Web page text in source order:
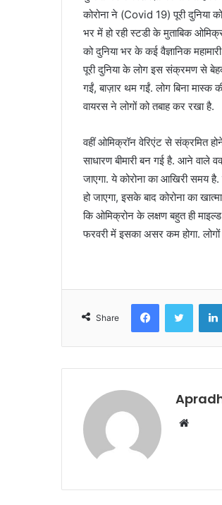
i
l
कोरोना ने (Covid 19) पूरी दुनिया
भर में हो रही स्टडी के मुताबिक
को दुनिया भर के कई वैज्ञानिक
पूरी दुनिया के लोग इस संक्रमण से
गईं, बाज़ार थम गईं. लोग बिना मास्क
वायरस ने लोगों को तबाह कर रखा है.
वहीं ओमिक्रॉन वेरिएंट से संक्रमित
साधारण बीमारी बन गई है. आने वाले
जाएगा. ये कोरोना का आखिरी समय
हो जाएगा, इसके बाद कोरोना का
कि ओमिक्रोन के लक्षण बहुत ही
फरवरी में इसका असर कम होगा. लोगों
Share
i